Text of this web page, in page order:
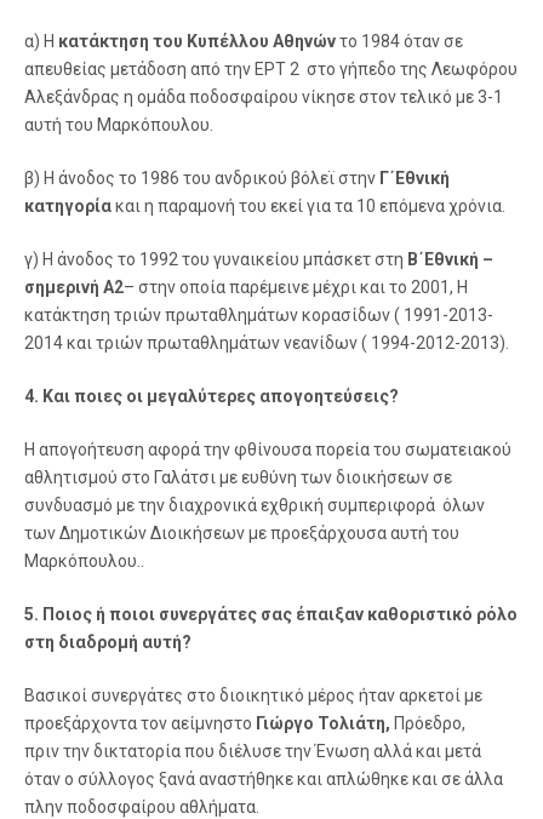
α) Η κατάκτηση του Κυπέλλου Αθηνώντο 1984 όταν σε
απευθείας μετάδοση από την ΕΡΤ 2 στο γήπεδο της Λεωφόρου
Αλεξάνδρας η ομάδα ποδοσφαίρου νίκησε στον τελικό με 3-1
αυτή του Μαρκόπουλου.
β) Η άνοδος το 1986 του ανδρικού βόλεϊ στην Γ΄Εθνική
κατηγορίακαι η παραμονή του εκεί για τα 10 επόμενα χρόνια.
γ) Η άνοδος το 1992 του γυναικείου μπάσκετ στη Β΄Εθνική –
σημερινή Α2– στην οποία παρέμεινε μέχρι και το 2001, Η
κατάκτηση τριών πρωταθλημάτων κορασίδων ( 1991-2013-
2014 και τριών πρωταθλημάτων νεανίδων ( 1994-2012-2013).
4. Και ποιες οι μεγαλύτερες απογοητεύσεις?
Η απογοήτευση αφορά την φθίνουσα πορεία του σωματειακού
αθλητισμού στο Γαλάτσι με ευθύνη των διοικήσεων σε
συνδυασμό με την διαχρονικά εχθρική συμπεριφορά όλων
των Δημοτικών Διοικήσεων με προεξάρχουσα αυτή του
Μαρκόπουλου..
5. Ποιος ή ποιοι συνεργάτες σας έπαιξαν καθοριστικό ρόλο
στη διαδρομή αυτή?
Βασικοί συνεργάτες στο διοικητικό μέρος ήταν αρκετοί με
προεξάρχοντα τον αείμνηστο Γιώργο Τολιάτη, Πρόεδρο,
πριν την δικτατορία που διέλυσε την Ένωση αλλά και μετά
όταν ο σύλλογος ξανά αναστήθηκε και απλώθηκε και σε άλλα
πλην ποδοσφαίρου αθλήματα.